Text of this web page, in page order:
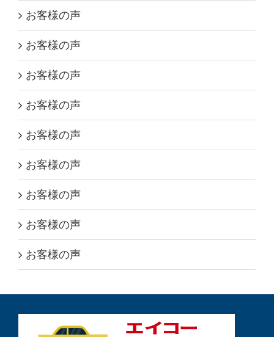
お客様の声
お客様の声
お客様の声
お客様の声
お客様の声
お客様の声
お客様の声
お客様の声
お客様の声